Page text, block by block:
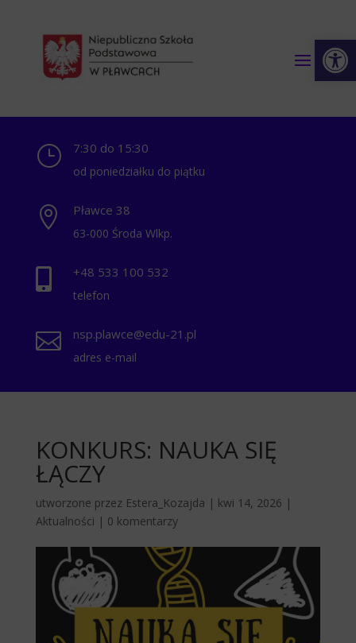
} 7:30 do 15:30
od poniedziałku do piątku
 Pławce 38
63-000 Środa Wlkp.
 +48 ‭533 100 532
telefon
 nsp.plawce@edu-21.pl
adres e-mail
KONKURS: NAUKA SIĘ
ŁĄCZY
utworzone przez Estera_Kozajda | kwi 14, 2026 |
Aktualności | 0 komentarzy